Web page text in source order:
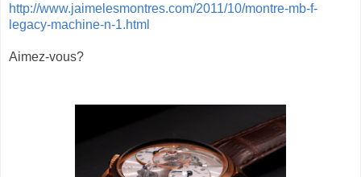
http://www.jaimelesmontres.com/2011/10/montre-mb-f-
legacy-machine-n-1.html
Aimez-vous?